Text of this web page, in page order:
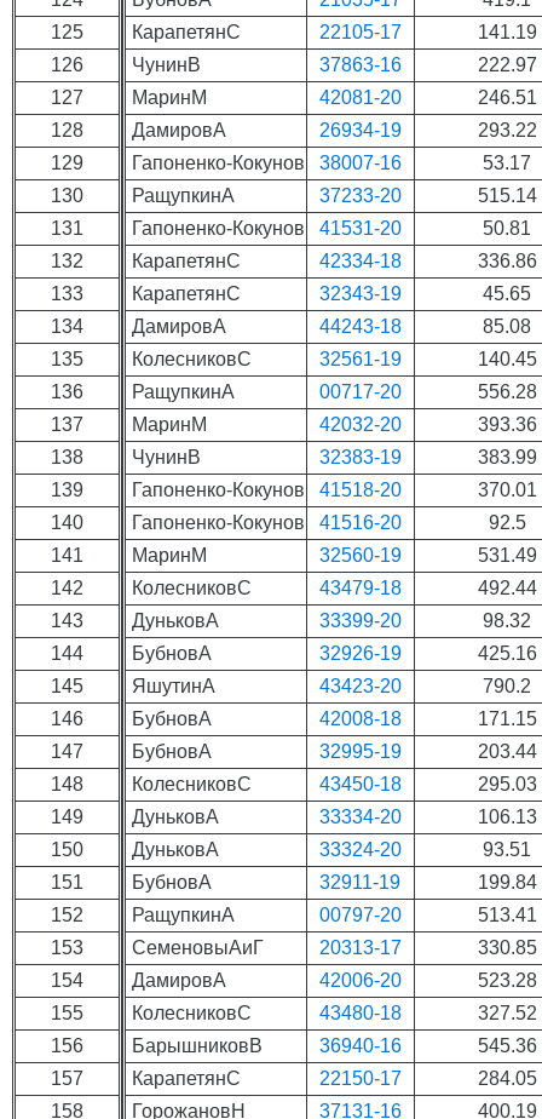
125
126
127
128
129
130
131
132
133
134
135
136
137
138
139
140
141
142
143
144
145
146
147
148
149
150
151
152
153
154
155
156
157
158
КарапетянС
22105-17
141.19
ЧунинВ
37863-16
222.97
МаринМ
42081-20
246.51
ДамировА
26934-19
293.22
Гапоненко-Кокунов
38007-16
53.17
РащупкинА
37233-20
515.14
Гапоненко-Кокунов
41531-20
50.81
КарапетянС
42334-18
336.86
КарапетянС
32343-19
45.65
ДамировА
44243-18
85.08
КолесниковС
32561-19
140.45
РащупкинА
00717-20
556.28
МаринМ
42032-20
393.36
ЧунинВ
32383-19
383.99
Гапоненко-Кокунов
41518-20
370.01
Гапоненко-Кокунов
41516-20
92.5
МаринМ
32560-19
531.49
КолесниковС
43479-18
492.44
ДуньковА
33399-20
98.32
БубновА
32926-19
425.16
ЯшутинА
43423-20
790.2
БубновА
42008-18
171.15
БубновА
32995-19
203.44
КолесниковС
43450-18
295.03
ДуньковА
33334-20
106.13
ДуньковА
33324-20
93.51
БубновА
32911-19
199.84
РащупкинА
00797-20
513.41
СеменовыАиГ
20313-17
330.85
ДамировА
42006-20
523.28
КолесниковС
43480-18
327.52
БарышниковВ
36940-16
545.36
КарапетянС
22150-17
284.05
ГорожановН
37131-16
400.19